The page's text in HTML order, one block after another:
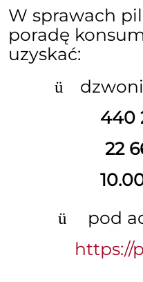
W sprawach
poradę
uzyskać:
ü
440
22
ü
pod
https://